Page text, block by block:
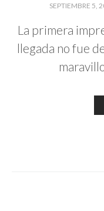
SEPTIEMBRE 5,
La primera
llegada no fue